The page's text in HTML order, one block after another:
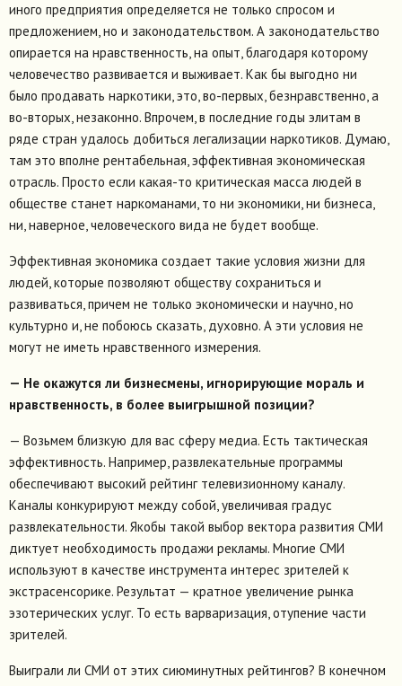
иного предприятия определяется не только спросом и
предложением, но и законодательством. А законодательство
опирается на нравственность, на опыт, благодаря которому
человечество развивается и выживает. Как бы выгодно ни
было продавать наркотики, это, во-первых, безнравственно, а
во-вторых, незаконно. Впрочем, в последние годы элитам в
ряде стран удалось добиться легализации наркотиков. Думаю,
там это вполне рентабельная, эффективная экономическая
отрасль. Просто если какая-то критическая масса людей в
обществе станет наркоманами, то ни экономики, ни бизнеса,
ни, наверное, человеческого вида не будет вообще.
Эффективная экономика создает такие условия жизни для
людей, которые позволяют обществу сохраниться и
развиваться, причем не только экономически и научно, но
культурно и, не побоюсь сказать, духовно. А эти условия не
могут не иметь нравственного измерения.
— Не окажутся ли бизнесмены, игнорирующие мораль и
нравственность, в более выигрышной позиции?
— Возьмем близкую для вас сферу медиа. Есть тактическая
эффективность. Например, развлекательные программы
обеспечивают высокий рейтинг телевизионному каналу.
Каналы конкурируют между собой, увеличивая градус
развлекательности. Якобы такой выбор вектора развития СМИ
диктует необходимость продажи рекламы. Многие СМИ
используют в качестве инструмента интерес зрителей к
экстрасенсорике. Результат — кратное увеличение рынка
эзотерических услуг. То есть варваризация, отупение части
зрителей.
Выиграли ли СМИ от этих сиюминутных рейтингов? В конечном